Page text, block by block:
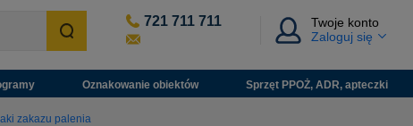
721 711 711
Twoje konto
Zaloguj się
Oznakowanie obiektów Sprzęt PPOŻ, ADR, apteczki
zakazu palenia